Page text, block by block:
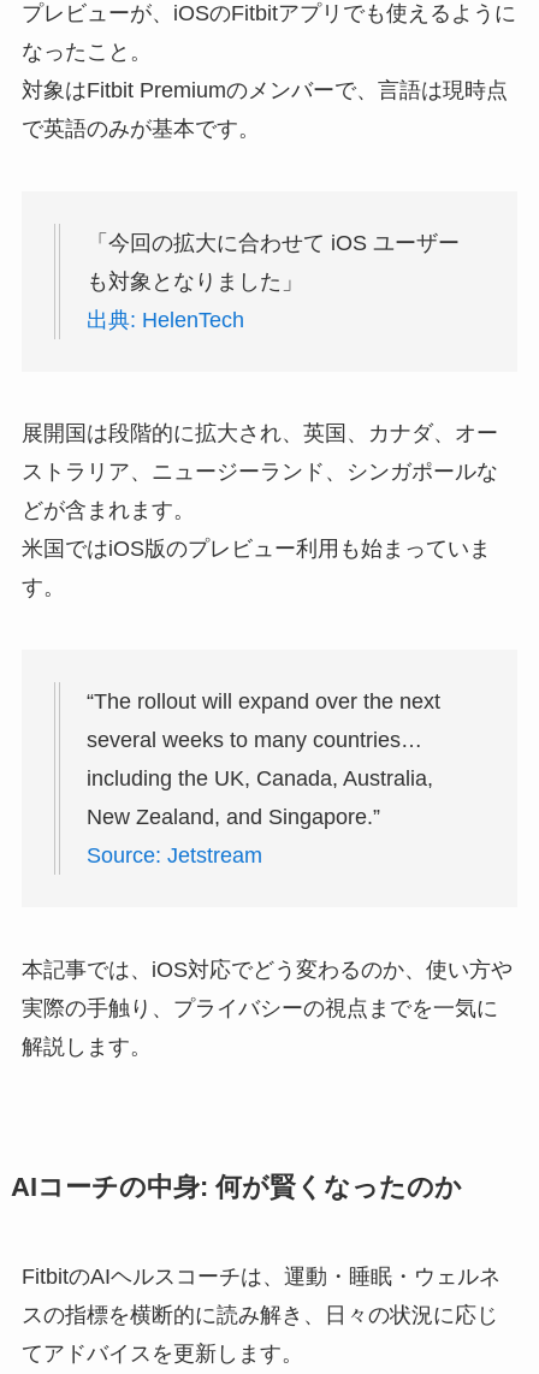
プレビューが、iOSのFitbitアプリでも使えるように
なったこと。
対象はFitbit Premiumのメンバーで、言語は現時点
で英語のみが基本です。
「今回の拡大に合わせて iOS ユーザー
も対象となりました」
出典: HelenTech
展開国は段階的に拡大され、英国、カナダ、オー
ストラリア、ニュージーランド、シンガポールな
どが含まれます。
米国ではiOS版のプレビュー利用も始まっていま
す。
“The rollout will expand over the next
several weeks to many countries…
including the UK, Canada, Australia,
New Zealand, and Singapore.”
Source: Jetstream
本記事では、iOS対応でどう変わるのか、使い方や
実際の手触り、プライバシーの視点までを一気に
解説します。
AIコーチの中身: 何が賢くなったのか
FitbitのAIヘルスコーチは、運動・睡眠・ウェルネ
スの指標を横断的に読み解き、日々の状況に応じ
てアドバイスを更新します。